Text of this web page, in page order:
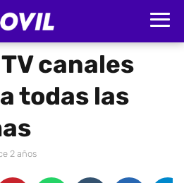
canales
todas las
2 años